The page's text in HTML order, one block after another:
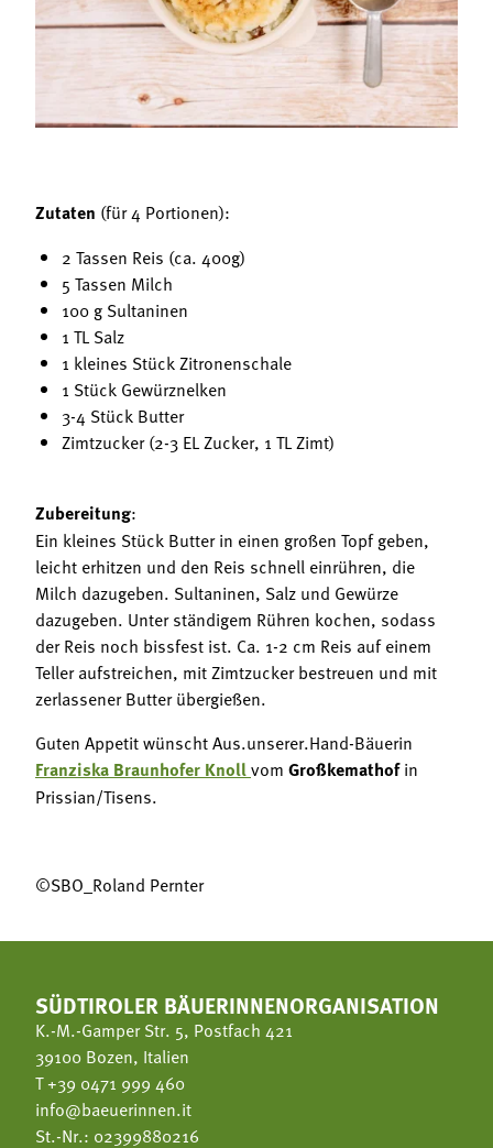
Landessekretariat
Bäuerliche Buffets
Hofgeschichten
Zutaten (für 4 Portionen):
2 Tassen Reis (ca. 400g)
5 Tassen Milch
100 g Sultaninen
1 TL Salz
1 kleines Stück Zitronenschale
1 Stück Gewürznelken
3-4 Stück Butter
Zimtzucker (2-3 EL Zucker, 1 TL Zimt)
Zubereitung:
Ein kleines Stück Butter in einen großen Topf geben,
leicht erhitzen und den Reis schnell einrühren, die
Milch dazugeben. Sultaninen, Salz und Gewürze
dazugeben. Unter ständigem Rühren kochen, sodass
der Reis noch bissfest ist. Ca. 1-2 cm Reis auf einem
Teller aufstreichen, mit Zimtzucker bestreuen und mit
zerlassener Butter übergießen.
Guten Appetit wünscht Aus.unserer.Hand-Bäuerin
Franziska Braunhofer Knollvom Großkemathofin
Prissian/Tisens.
©SBO_Roland Pernter
SÜDTIROLER BÄUERINNENORGANISATION
K.-M.-Gamper Str. 5, Postfach 421
39100 Bozen, Italien
T+39 0471 999 460
info@baeuerinnen.it
St.-Nr.: 02399880216